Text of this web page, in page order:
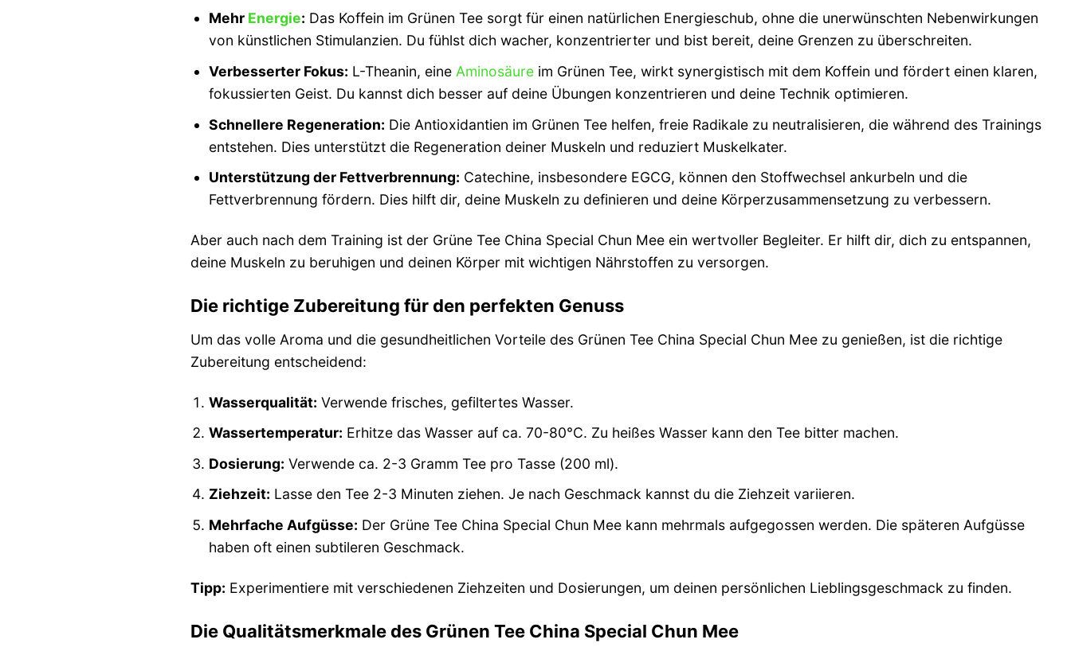
Mehr Energie: Das Koffein im Grünen Tee sorgt für einen natürlichen Energieschub, ohne die unerwünschten Nebenwirkungen
von künstlichen Stimulanzien. Du fühlst dich wacher, konzentrierter und bist bereit, deine Grenzen zu überschreiten.
Verbesserter Fokus: L-Theanin, eine Aminosäureim Grünen Tee, wirkt synergistisch mit dem Koffein und fördert einen klaren,
fokussierten Geist. Du kannst dich besser auf deine Übungen konzentrieren und deine Technik optimieren.
Schnellere Regeneration: Die Antioxidantien im Grünen Tee helfen, freie Radikale zu neutralisieren, die während des Trainings
entstehen. Dies unterstützt die Regeneration deiner Muskeln und reduziert Muskelkater.
Unterstützung der Fettverbrennung: Catechine, insbesondere EGCG, können den Stoffwechsel ankurbeln und die
Fettverbrennung fördern. Dies hilft dir, deine Muskeln zu definieren und deine Körperzusammensetzung zu verbessern.
Aber auch nach dem Training ist der Grüne Tee China Special Chun Mee ein wertvoller Begleiter. Er hilft dir, dich zu entspannen,
deine Muskeln zu beruhigen und deinen Körper mit wichtigen Nährstoffen zu versorgen.
Die richtige Zubereitung für den perfekten Genuss
Um das volle Aroma und die gesundheitlichen Vorteile des Grünen Tee China Special Chun Mee zu genießen, ist die richtige
Zubereitung entscheidend:
Wasserqualität: Verwende frisches, gefiltertes Wasser.
Wassertemperatur: Erhitze das Wasser auf ca. 70-80°C. Zu heißes Wasser kann den Tee bitter machen.
Dosierung: Verwende ca. 2-3 Gramm Tee pro Tasse (200 ml).
Ziehzeit: Lasse den Tee 2-3 Minuten ziehen. Je nach Geschmack kannst du die Ziehzeit variieren.
Mehrfache Aufgüsse: Der Grüne Tee China Special Chun Mee kann mehrmals aufgegossen werden. Die späteren Aufgüsse
haben oft einen subtileren Geschmack.
Tipp: Experimentiere mit verschiedenen Ziehzeiten und Dosierungen, um deinen persönlichen Lieblingsgeschmack zu finden.
Die Qualitätsmerkmale des Grünen Tee China Special Chun Mee